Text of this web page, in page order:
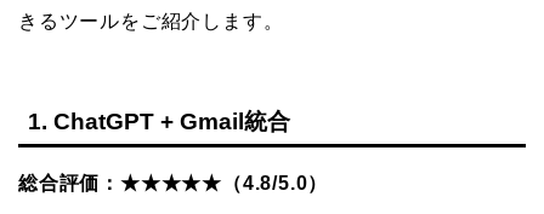
きるツールをご紹介します。
1. ChatGPT + Gmail統合
総合評価：★★★★★（4.8/5.0）